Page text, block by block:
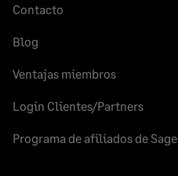
Contacto
Blog
Ventajas miembros
Login Clientes/Partners
Programa de afiliados de Sage